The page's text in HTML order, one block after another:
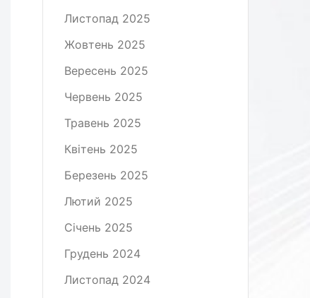
Листопад 2025
Жовтень 2025
Вересень 2025
Червень 2025
Травень 2025
Квітень 2025
Березень 2025
Лютий 2025
Січень 2025
Грудень 2024
Листопад 2024